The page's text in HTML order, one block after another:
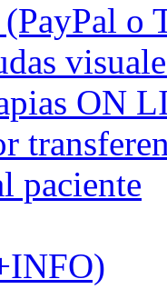
o
ON
paciente